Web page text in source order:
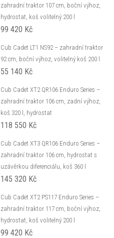
zahradní traktor 107 cm, boční výhoz,
hydrostat, koš volitelný 200 l
99 420 Kč
Cub Cadet LT1 NS92 – zahradní traktor
92 cm, boční výhoz, volitelný koš 200 l
55 140 Kč
Cub Cadet XT2 QR106 Enduro Series –
zahradní traktor 106 cm, zadní výhoz,
koš 320 l, hydrostat
118 550 Kč
Cub Cadet XT3 QR106 Enduro Series –
zahradní traktor 106 cm, hydrostat s
uzávěrkou diferenciálu, koš 360 l
145 320 Kč
Cub Cadet XT2 PS117 Enduro Series –
zahradní traktor 117 cm, boční výhoz,
hydrostat, koš volitelný 200 l
99 420 Kč